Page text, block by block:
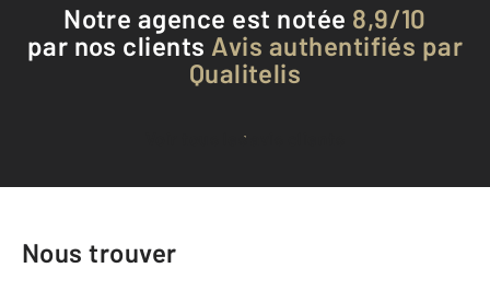
Notre agence est notée 8,9/10
par nos clients Avis authentifiés par
Qualitelis
Voir tous les avis clients
Nous trouver